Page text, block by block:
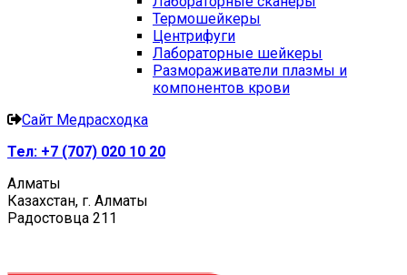
Термошейкеры
Центрифуги
Лабораторные шейкеры
Размораживатели плазмы и
компонентов крови
Сайт Медрасходка
Тел: +7 (707) 020 10 20
Алматы
Казахстан, г. Алматы
Радостовца 211